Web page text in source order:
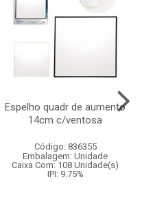
Espelho quadr de aumento
14cm c/ventosa
Código: 836355
Embalagem: Unidade
Caixa Com: 108 Unidade(s)
IPI: 9.75%